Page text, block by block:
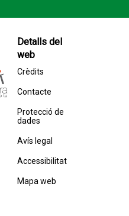
Detalls del
web
Crèdits
Contacte
Protecció de
dades
Avís legal
Accessibilitat
Mapa web